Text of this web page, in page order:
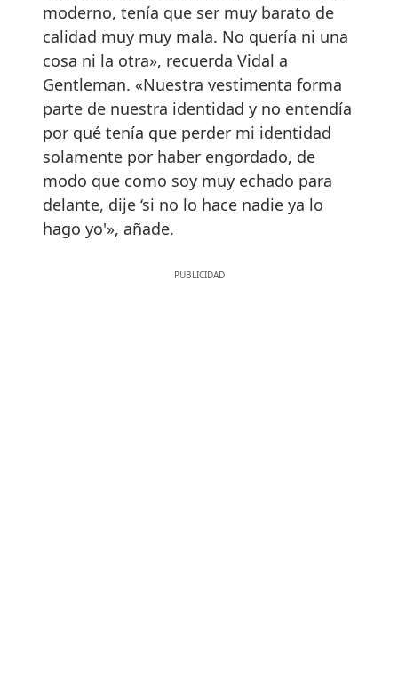
moderno, tenía que ser muy barato de
calidad muy muy mala. No quería ni una
cosa ni la otra», recuerda Vidal a
Gentleman. «Nuestra vestimenta forma
parte de nuestra identidad y no entendía
por qué tenía que perder mi identidad
solamente por haber engordado, de
modo que como soy muy echado para
delante, dije ‘si no lo hace nadie ya lo
hago yo'», añade.